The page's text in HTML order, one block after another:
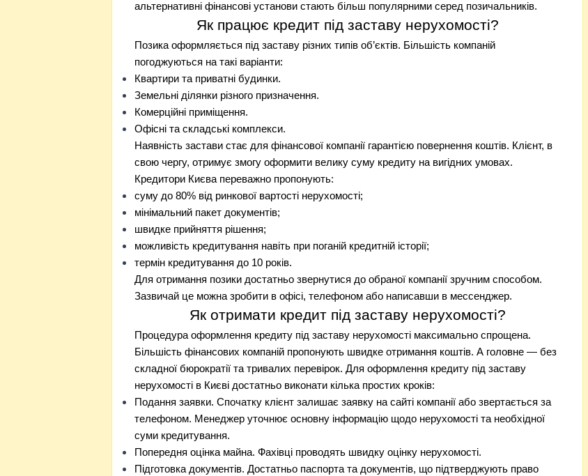
альтернативні фінансові установи стають більш популярними серед позичальників.
Як працює кредит під заставу нерухомості?
Позика оформляється під заставу різних типів об’єктів. Більшість компаній
погоджуються на такі варіанти:
Квартири та приватні будинки.
Земельні ділянки різного призначення.
Комерційні приміщення.
Офісні та складські комплекси.
Наявність застави стає для фінансової компанії гарантією повернення коштів. Клієнт, в
свою чергу, отримує змогу оформити велику суму кредиту на вигідних умовах.
Кредитори Києва переважно пропонують:
суму до 80% від ринкової вартості нерухомості;
мінімальний пакет документів;
швидке прийняття рішення;
можливість кредитування навіть при поганій кредитній історії;
термін кредитування до 10 років.
Для отримання позики достатньо звернутися до обраної компанії зручним способом.
Зазвичай це можна зробити в офісі, телефоном або написавши в мессенджер.
Як отримати кредит під заставу нерухомості?
Процедура оформлення кредиту під заставу нерухомості максимально спрощена.
Більшість фінансових компаній пропонують швидке отримання коштів. А головне — без
складної бюрократії та тривалих перевірок. Для оформлення кредиту під заставу
нерухомості в Києві достатньо виконати кілька простих кроків:
Подання заявки. Спочатку клієнт залишає заявку на сайті компанії або звертається за
телефоном. Менеджер уточнює основну інформацію щодо нерухомості та необхідної
суми кредитування.
Попередня оцінка майна. Фахівці проводять швидку оцінку нерухомості.
Підготовка документів. Достатньо паспорта та документів, що підтверджують право